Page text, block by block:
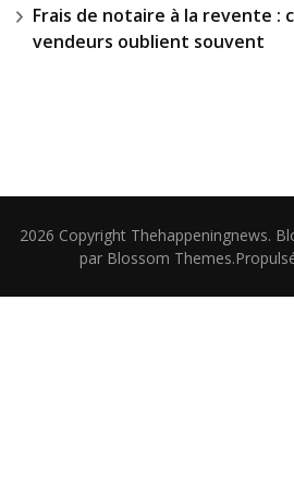
Frais de notaire à la revente :
vendeurs oublient souvent
2026 Copyright Thehappeningnews.
par Blossom Themes